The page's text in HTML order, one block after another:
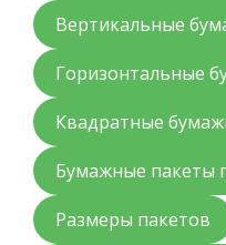
Вертикальные
Горизонтальные
Квадратные
Бумажные пакеты
Размеры пакетов